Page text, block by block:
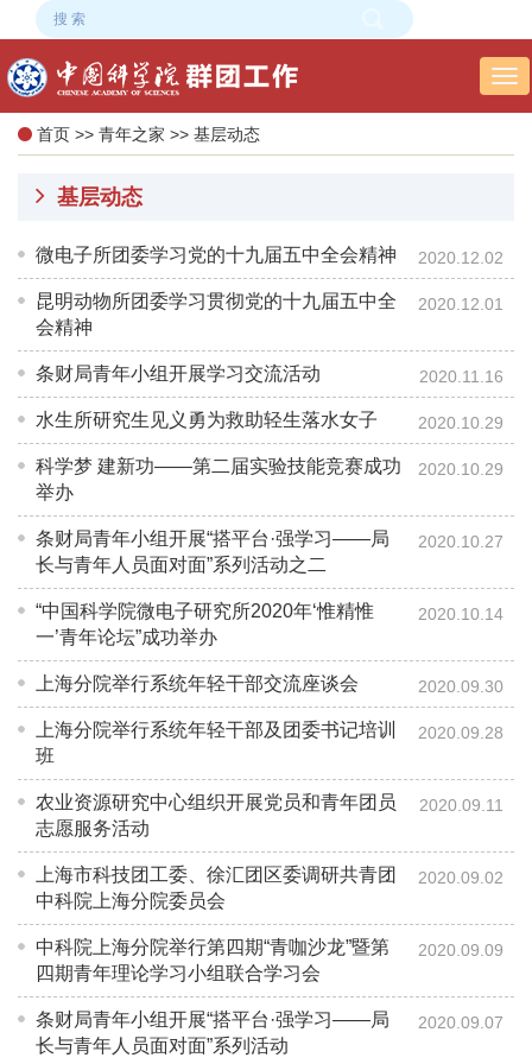
首页 >> 青年之家 >> 基层动态
基层动态
微电子所团委学习党的十九届五中全会精神 2020.12.02
昆明动物所团委学习贯彻党的十九届五中全
会精神
2020.12.01
条财局青年小组开展学习交流活动 2020.11.16
水生所研究生见义勇为救助轻生落水女子 2020.10.29
科学梦 建新功——第二届实验技能竞赛成功
举办
2020.10.29
条财局青年小组开展“搭平台·强学习——局
长与青年人员面对面”系列活动之二
2020.10.27
“中国科学院微电子研究所2020年‘惟精惟
一’青年论坛”成功举办
2020.10.14
上海分院举行系统年轻干部交流座谈会 2020.09.30
上海分院举行系统年轻干部及团委书记培训
班
2020.09.28
农业资源研究中心组织开展党员和青年团员
志愿服务活动
2020.09.11
上海市科技团工委、徐汇团区委调研共青团
中科院上海分院委员会
2020.09.02
中科院上海分院举行第四期“青咖沙龙”暨第
四期青年理论学习小组联合学习会
2020.09.09
条财局青年小组开展“搭平台·强学习——局
长与青年人员面对面”系列活动
2020.09.07